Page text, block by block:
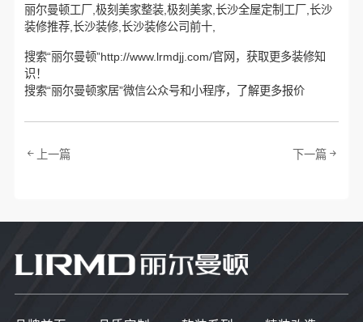
丽尔曼顿工厂,极刻美家整装,极刻美家,长沙全屋定制工厂,长沙
装修推荐,长沙装修,长沙装修公司前十,
搜索“丽尔曼顿”http://www.lrmdjj.com/官网，获取更多装修知
识！
搜索“丽尔曼顿家居”微信公众号和小程序，了解更多报价
上一篇 下一篇